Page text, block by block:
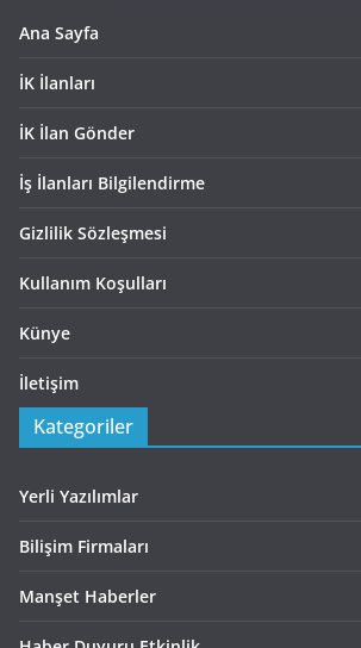
Ana Sayfa
İK İlanları
İK İlan Gönder
İş İlanları Bilgilendirme
Gizlilik Sözleşmesi
Kullanım Koşulları
Künye
İletişim
Kategoriler
Yerli Yazılımlar
Bilişim Firmaları
Manşet Haberler